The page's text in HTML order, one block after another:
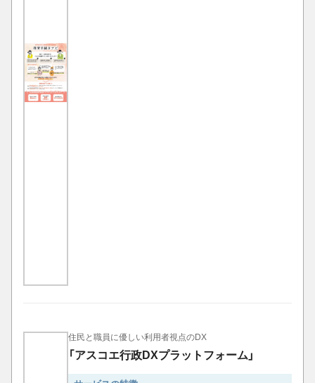
住民と職員に優しい利用者視点のDX
「アスコエ行政DXプラットフォーム」